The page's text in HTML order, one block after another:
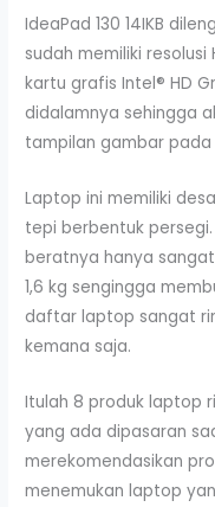
IdeaPad 130 14IKB
sudah memiliki
kartu grafis Intel® HD
didalamnya sehingga
tampilan gambar pada
Laptop ini memiliki
tepi berbentuk
beratnya hanya
1,6 kg sengingga
daftar laptop sangat
kemana saja.
Itulah 8 produk laptop
yang ada dipasaran
merekomendasikan
menemukan laptop